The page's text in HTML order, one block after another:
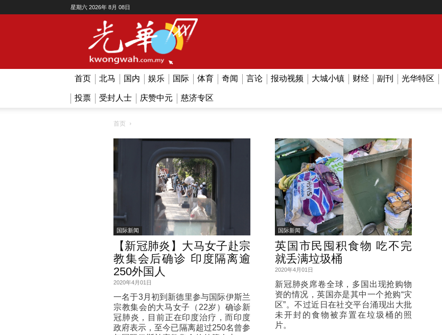
星期六 2026年 8月 08日
首页 北马 国内 娱乐 国际 体育 奇闻 言论 报动视频 大城小镇 财经 副刊 光华特区
投票 受封人士 庆赞中元 慈济专区
首页
国际新闻
【新冠肺炎】大马女子赴宗
教集会后确诊 印度隔离逾
250外国人
2020年4月01日
一名于3月初到新德里参与国际伊斯兰
宗教集会的大马女子（22岁）确诊新
冠肺炎，目前正在印度治疗，而印度
政府表示，至今已隔离超过250名曾参
国际新闻
英国市民囤积食物 吃不完
就丢满垃圾桶
2020年4月01日
新冠肺炎席卷全球，多国出现抢购物
资的情况，英国亦是其中一个抢购“灾
区”。不过近日在社交平台涌现出大批
未开封的食物被弃置在垃圾桶的照
片。